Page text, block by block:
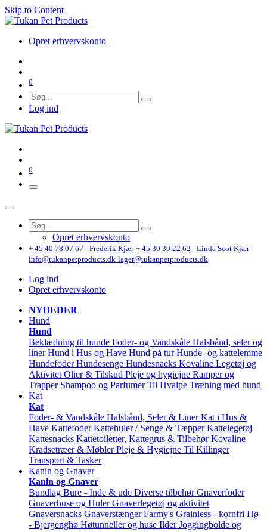
Skip to Content
Opret erhvervskonto
0
Log ind
0
Opret erhvervskonto
+ 45 40 78 07 67 - Frederik Kjær + 45 30 30 22 62 - Linda Scot Kjær
info@tukanpetproducts.dk lager@tukanpetproducts.dk
Log ind
Opret erhvervskonto
NYHEDER
Hund
Hund
Beklædning til hunde Foder- og Vandskåle Halsbånd, seler og
liner Hund i Hus og Have Hund på tur Hunde- og kattelemme
Hundefoder Hundesenge Hundesnacks Kovaline Legetøj og
Aktivitet Olier & Tilskud Pleje og hygiejne Ramper og
Trapper Shampoo og Parfumer Til Hvalpe Træning med hund
Kat
Kat
Foder- & Vandskåle Halsbånd, Seler & Liner Kat i Hus &
Have Kattefoder Kattehuler / Senge & Tæpper Kattelegetøj
Kattesnacks Kattetoiletter, Kattegrus & Tilbehør Kovaline
Kradsetræer & Møbler Pleje & Hygiejne Til Killinger
Transport & Tasker
Kanin og Gnaver
Kanin og Gnaver
Bundlag Bure - Inde & ude Diverse tilbehør Gnaverfoder
Gnaverhuse og Huler Gnaverlegetøj og aktivitet
Gnaversnacks Gnaverstænger Farmy's Grainless - kornfri Hø
- Bjergenghø Høtunneller og huse Ilder Joggingbolde og